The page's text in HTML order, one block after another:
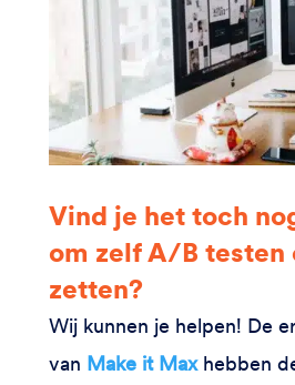
Vind je het toch
om zelf A/B testen
zetten?
Wij kunnen je helpen! De
van Make it Maxhebben